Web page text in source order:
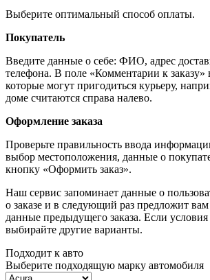
Выберите оптимальный способ оплаты.
Покупатель
Введите данные о себе: ФИО, адрес
телефона. В поле «Комментарии к заказу»
которые могут пригодиться курьеру,
доме считаются справа налево.
Оформление заказа
Проверьте правильность ввода
выбор местоположения, данные о
кнопку «Оформить заказ».
Наш сервис запоминает данные о
о заказе и в следующий раз предложит
данные предыдущего заказа. Если условия
выбирайте другие варианты.
Подходит к авто
Выберите подходящую марку автомобиля